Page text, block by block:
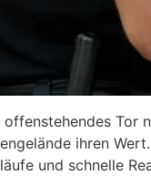
ihren
und schnelle